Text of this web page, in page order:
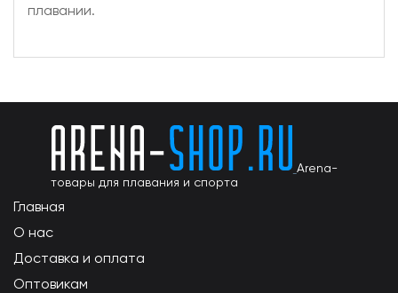
плавании.
Arena-
товары для плавания и спорта
Главная
О нас
Доставка и оплата
Оптовикам